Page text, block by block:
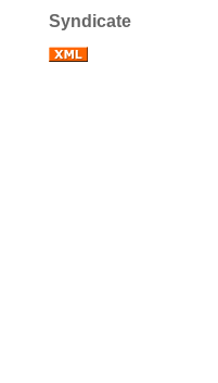
Syndicate